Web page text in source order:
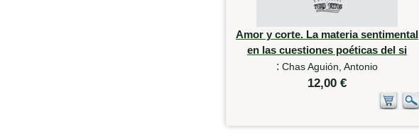
Amor y corte. La materia sentimental
en las cuestiones poéticas del si
: Chas Aguión, Antonio
12,00 €